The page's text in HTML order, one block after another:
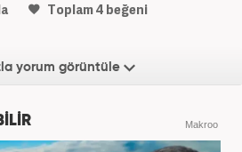
Toplam4 beğeni
yorum görüntüle
Makroo